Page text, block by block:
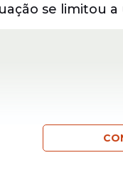
se limitou